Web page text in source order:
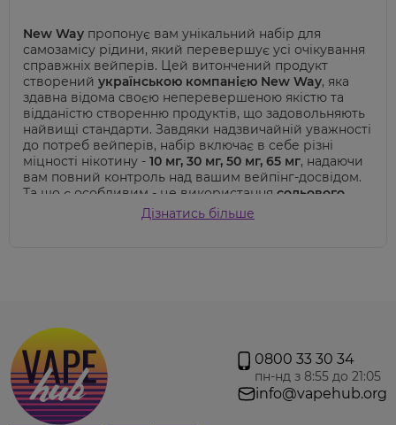
New Way пропонує вам унікальний набір для
самозамісу рідини, який перевершує усі очікування
справжніх вейперів. Цей витончений продукт
створений українською компанією New Way, яка
здавна відома своєю неперевершеною якістю та
відданістю створенню продуктів, що задовольняють
найвищі стандарти. Завдяки надзвичайній уважності
до потреб вейперів, набір включає в себе різні
міцності нікотину - 10 мг, 30 мг, 50 мг, 65 мг, надаючи
вам повний контроль над вашим вейпінг-досвідом.
Та що є особливим - це використання сольового
Співвідношення VG/PG
50/50, створюючи ідеальний баланс
виготовлена з високоякісного пластику
забезпечує надійний захист і зберігання вашої
рідини.New Way – це не просто набір для
самозамісу, це запрошення в світ вейпінгу, де
якість поєднується з індивідуальністю. Віддайтеся
власному вейпінг-досвіду з найкращим - New Way.
Дізнатись більше
0800 33 30 34
пн-нд з 8:55 до 21:05
info@vapehub.org